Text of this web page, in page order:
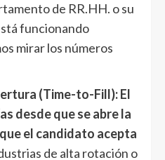
de RR.HH. o su
funcionando
mirar los números
(Time-to-Fill):El
desde que se abre la
el candidato acepta
de alta rotación o